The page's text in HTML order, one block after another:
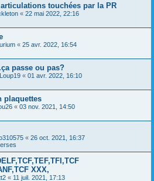
touchées par la PR
« 22 mai 2022, 22:16
« 25 avr. 2022, 16:54
passe ou pas?
« 01 avr. 2022, 16:10
plaquettes
« 03 nov. 2021, 14:50
« 26 oct. 2021, 16:37
XXX,
« 11 juil. 2021, 17:13